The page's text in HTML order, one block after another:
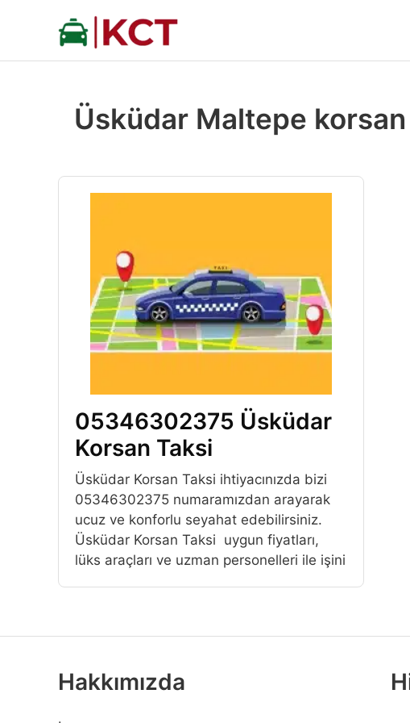
Üsküdar Maltepe
05346302375 Üsküdar
Korsan Taksi
Üsküdar Korsan Taksi ihtiyacınızda bizi
05346302375 numaramızdan arayarak
ucuz ve konforlu seyahat edebilirsiniz.
Üsküdar Korsan Taksi uygun fiyatları,
lüks araçları ve uzman personelleri ile işini
Hakkımızda